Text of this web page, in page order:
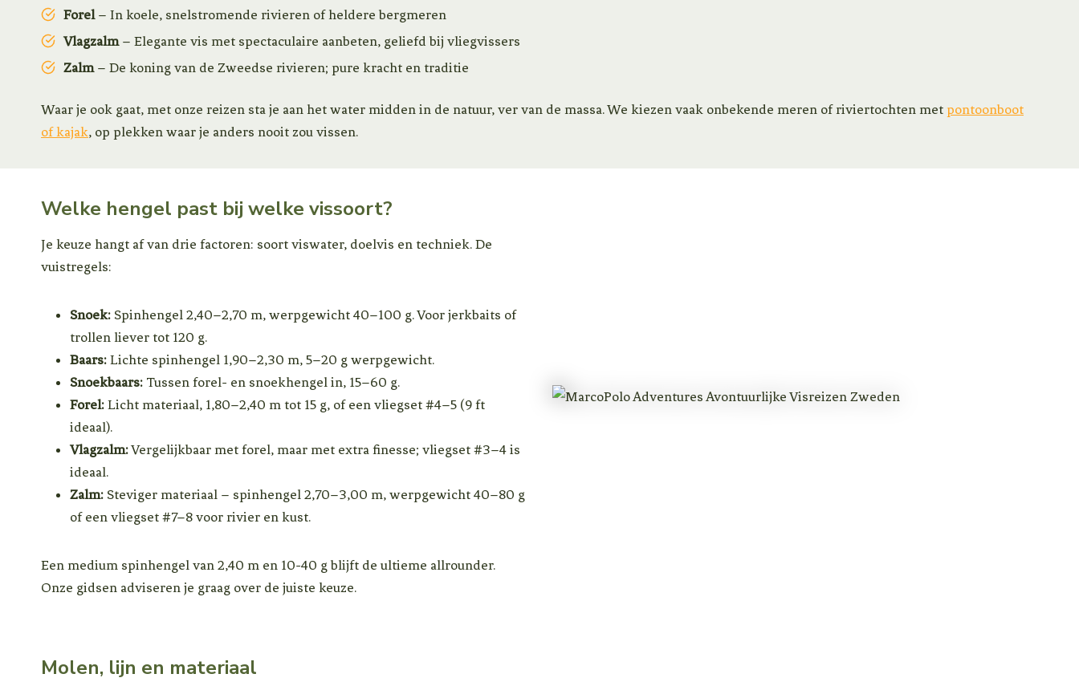
Forel– In koele, snelstromende rivieren of heldere bergmeren
Vlagzalm– Elegante vis met spectaculaire aanbeten, geliefd bij vliegvissers
Zalm– De koning van de Zweedse rivieren; pure kracht en traditie
Waar je ook gaat, met onze reizen sta je aan het water midden in de natuur, ver van de massa. We kiezen vaak onbekende meren of riviertochten met pontoonboot
of kajak, op plekken waar je anders nooit zou vissen.
Welke hengel past bij welke vissoort?
Je keuze hangt af van drie factoren: soort viswater, doelvis en techniek. De
vuistregels:
Snoek: Spinhengel 2,40–2,70 m, werpgewicht 40–100 g. Voor jerkbaits of
trollen liever tot 120 g.
Baars: Lichte spinhengel 1,90–2,30 m, 5–20 g werpgewicht.
Snoekbaars: Tussen forel- en snoekhengel in, 15–60 g.
Forel: Licht materiaal, 1,80–2,40 m tot 15 g, of een vliegset #4–5 (9 ft
ideaal).
Vlagzalm:Vergelijkbaar met forel, maar met extra finesse; vliegset #3–4 is
ideaal.
Zalm: Steviger materiaal – spinhengel 2,70–3,00 m, werpgewicht 40–80 g
of een vliegset #7–8 voor rivier en kust.
Een medium spinhengel van 2,40 m en 10-40 g blijft de ultieme allrounder.
Onze gidsen adviseren je graag over de juiste keuze.
Molen, lijn en materiaal